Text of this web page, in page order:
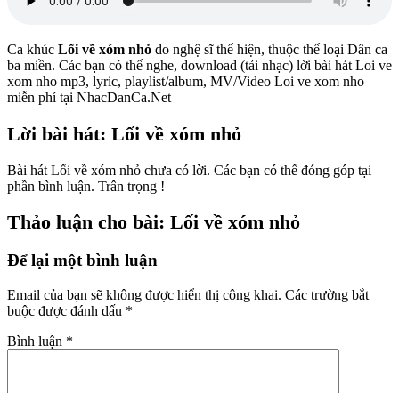
Ca khúc Lối về xóm nhỏ do nghệ sĩthể hiện, thuộc thể loại Dân ca
ba miền. Các bạn có thể nghe, download (tải nhạc) lời bài hát Loi ve
xom nho mp3, lyric, playlist/album, MV/Video Loi ve xom nho
miễn phí tại NhacDanCa.Net
Lời bài hát: Lối về xóm nhỏ
Bài hát Lối về xóm nhỏ chưa có lời. Các bạn có thể đóng góp tại
phần bình luận. Trân trọng !
Thảo luận cho bài: Lối về xóm nhỏ
Để lại một bình luận
Email của bạn sẽ không được hiển thị công khai. Các trường bắt
buộc được đánh dấu *
Bình luận *